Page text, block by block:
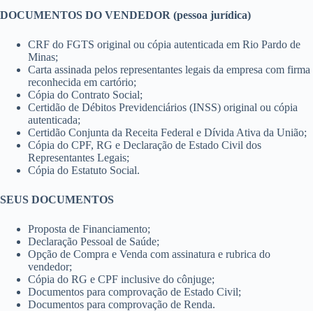
DOCUMENTOS DO VENDEDOR (pessoa jurídica)
CRF do FGTS original ou cópia autenticada em Rio Pardo de
Minas;
Carta assinada pelos representantes legais da empresa com firma
reconhecida em cartório;
Cópia do Contrato Social;
Certidão de Débitos Previdenciários (INSS) original ou cópia
autenticada;
Certidão Conjunta da Receita Federal e Dívida Ativa da União;
Cópia do CPF, RG e Declaração de Estado Civil dos
Representantes Legais;
Cópia do Estatuto Social.
SEUS DOCUMENTOS
Proposta de Financiamento;
Declaração Pessoal de Saúde;
Opção de Compra e Venda com assinatura e rubrica do
vendedor;
Cópia do RG e CPF inclusive do cônjuge;
Documentos para comprovação de Estado Civil;
Documentos para comprovação de Renda.